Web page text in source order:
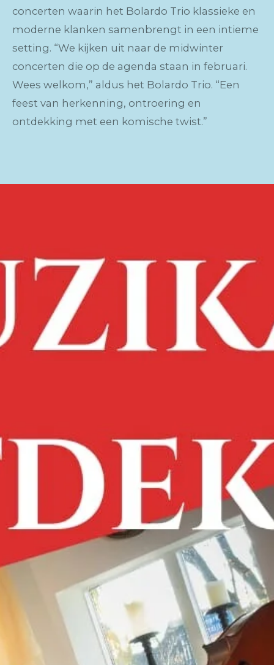
concerten waarin het Bolardo Trio klassieke en
moderne klanken samenbrengt in een intieme
setting. “We kijken uit naar de midwinter
concerten die op de agenda staan in februari.
Wees welkom,” aldus het Bolardo Trio. “Een
feest van herkenning, ontroering en
ontdekking met een komische twist.”